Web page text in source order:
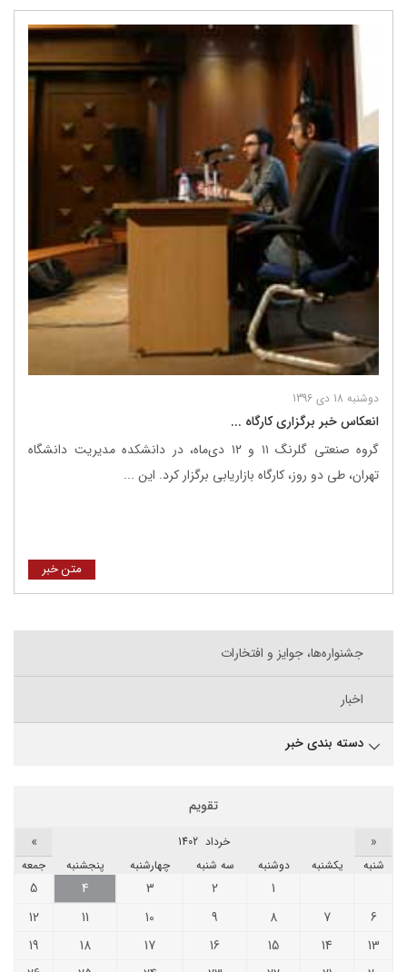
دوشنبه 18 دی 1396
انعکاس خبر برگزاری کارگاه ...
گروه صنعتی گلرنگ ۱۱ و ۱۲ دی‌ماه، در دانشکده مدیریت دانشگاه
تهران، طی دو روز، کارگاه بازاریابی برگزار کرد. این ...
متن خبر
جشنواره‌ها، جوایز و افتخارات
اخبار
دسته بندی خبر
تقویم
»
خرداد 1402 «
جمعه پنجشنبه چهارشنبه سه شنبه دوشنبه يکشنبه شنبه
5 4 3 2
1
12
11 10 9 8 7
6
19
18 17 16 15 14
13